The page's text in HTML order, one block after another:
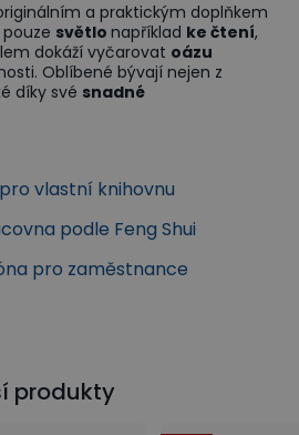
a praktickým doplňkem
světlo například ke čtení,
dokáží vyčarovat oázu
Oblíbené bývají nejen z
díky své snadné
vlastní knihovnu
podle Feng Shui
pro zaměstnance
produkty